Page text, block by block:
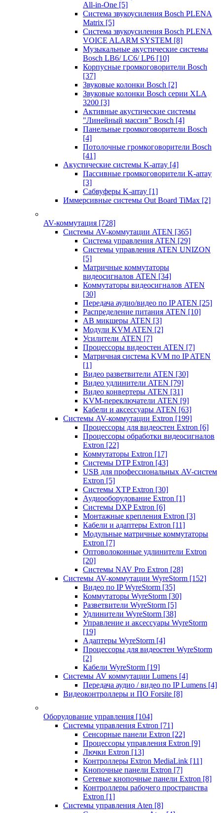
All-in-One [5]
Система звукоусиления Bosch PLENA
Matrix [5]
Система звукоусиления Bosch PLENA
VOICE ALARM SYSTEM [8]
Музыкальные акустические системы
Bosch LB6/ LC6/ LP6 [10]
Корпусные громкоговорители Bosch
[37]
Звуковые колонки Bosch [2]
Звуковые колонки Bosch серии XLA
3200 [3]
Активные акустические системы
"Линейный массив" Bosch [4]
Панельные громкоговорители Bosch
[4]
Потолочные громкоговорители Bosch
[41]
Акустические системы K-array [4]
Пассивные громкоговорители K-array
[3]
Сабвуферы K-array [1]
Иммерсивные системы Out Board TiMax [2]
AV-коммутация [728]
Системы AV-коммутации ATEN [365]
Система управления ATEN [29]
Системы управления ATEN UNIZON
[5]
Матричные коммутаторы
видеосигналов ATEN [34]
Коммутаторы видеосигналов ATEN
[30]
Передача аудио/видео по IP ATEN [25]
Распределение питания ATEN [10]
АВ микшеры ATEN [3]
Модули KVM ATEN [2]
Усилители ATEN [7]
Процессоры видеостен ATEN [7]
Матричная система KVM по IP ATEN
[1]
Видео разветвители ATEN [30]
Видео удлинители ATEN [79]
Видео конвертеры ATEN [31]
KVM-переключатели ATEN [9]
Кабели и аксессуары ATEN [63]
Системы AV-коммутации Extron [199]
Процессоры для видеостен Extron [6]
Процессоры обработки видеосигналов
Extron [22]
Коммутаторы Extron [17]
Системы DTP Extron [43]
USB для профессиональных AV-систем
Extron [5]
Системы XTP Extron [30]
Аудиооборудование Extron [1]
Системы DXP Extron [6]
Монтажные крепления Extron [3]
Кабели и адаптеры Extron [11]
Модульные матричные коммутаторы
Extron [7]
Оптоволоконные удлинители Extron
[20]
Системы NAV Pro Extron [28]
Системы AV-коммутации WyreStorm [152]
Видео по IP WyreStorm [35]
Коммутаторы WyreStorm [30]
Разветвители WyreStorm [5]
Удлинители WyreStorm [38]
Управление и аксессуары WyreStorm
[19]
Адаптеры WyreStorm [4]
Процессоры для видеостен WyreStorm
[2]
Кабели WyreStorm [19]
Системы AV коммутации Lumens [4]
Передача аудио / видео по IP Lumens [4]
Видеоконтроллеры и ПО Forsite [8]
Оборудование управления [104]
Системы управления Extron [71]
Сенсорные панели Extron [22]
Процессоры управления Extron [9]
Лючки Extron [13]
Контроллеры Extron MediaLink [11]
Кнопочные панели Extron [7]
Сетевые кнопочные панели Extron [8]
Контроллеры рабочего пространства
Extron [1]
Системы управления Aten [8]